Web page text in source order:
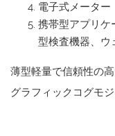
電子式メーター
携帯型アプリケ
型検査機器、ウ
薄型軽量で信頼性の
グラフィックコグモ